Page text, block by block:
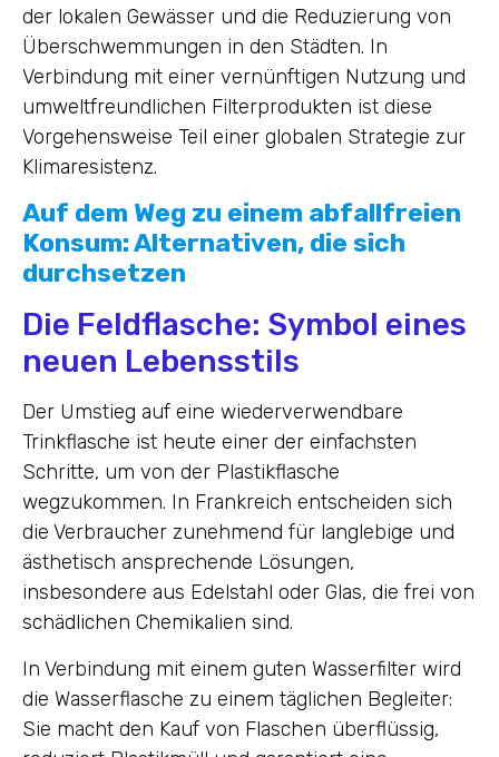
der lokalen Gewässer und die Reduzierung von
Überschwemmungen in den Städten. In
Verbindung mit einer vernünftigen Nutzung und
umweltfreundlichen Filterprodukten ist diese
Vorgehensweise Teil einer globalen Strategie zur
Klimaresistenz.
Auf dem Weg zu einem abfallfreien
Konsum: Alternativen, die sich
durchsetzen
Die Feldflasche: Symbol eines
neuen Lebensstils
Der Umstieg auf eine wiederverwendbare
Trinkflasche ist heute einer der einfachsten
Schritte, um von der Plastikflasche
wegzukommen. In Frankreich entscheiden sich
die Verbraucher zunehmend für langlebige und
ästhetisch ansprechende Lösungen,
insbesondere aus Edelstahl oder Glas, die frei von
schädlichen Chemikalien sind.
In Verbindung mit einem guten Wasserfilter wird
die Wasserflasche zu einem täglichen Begleiter:
Sie macht den Kauf von Flaschen überflüssig,